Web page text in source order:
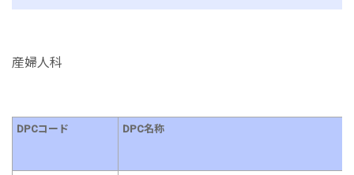
産婦人科
DPCコード DPC名称